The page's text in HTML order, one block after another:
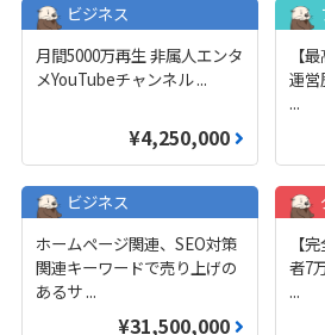
ビジネス
月間5000万再生 非属人エンタ
メYouTubeチャンネル...
¥4,250,000
【
運営
...
ビジネス
ホームページ関連、SEO対策
関連キーワードで売り上げの
あるサ ...
¥31,500,000
【
者7
...